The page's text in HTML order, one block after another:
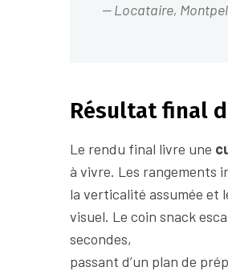
—Locataire,
Résultat final
Le rendu final livre une
à vivre. Les rangements
la verticalité assumée et
visuel. Le coin snack
secondes,
passant d’un plan de